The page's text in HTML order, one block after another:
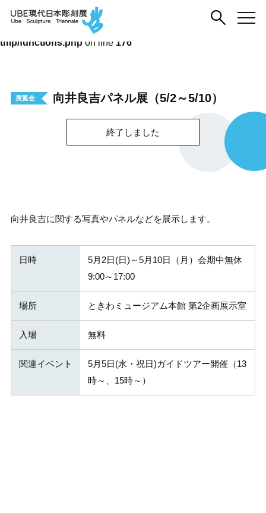
Warning: Trying to access array offset on false in
/home/ubebiennale/sculpture-
ubecity.com/public_html/ube/wp-content/themes/sculpture-
tmp/functions.php on line 176
展覧会 向井良吉パネル展（5/2～5/10）
終了しました
向井良吉に関する写真やパネルなどを展示します。
日時
5月2日(日)～5月10日（月）会期中無休
9:00～17:00
場所 ときわミュージアム本館 第2企画展示室
入場 無料
関連イベント
5月5日(水・祝日)ガイドツアー開催（13
時～、15時～）